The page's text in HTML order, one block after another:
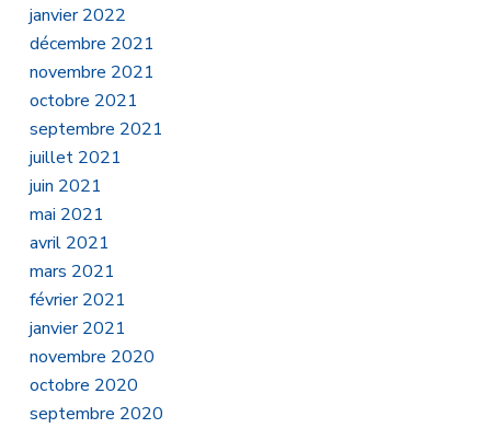
janvier 2022
décembre 2021
novembre 2021
octobre 2021
septembre 2021
juillet 2021
juin 2021
mai 2021
avril 2021
mars 2021
février 2021
janvier 2021
novembre 2020
octobre 2020
septembre 2020